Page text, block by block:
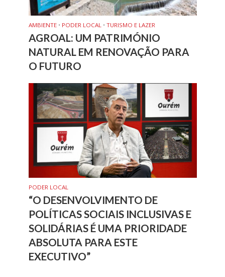
AMBIENTE • PODER LOCAL • TURISMO E LAZER
AGROAL: UM PATRIMÓNIO
NATURAL EM RENOVAÇÃO PARA
O FUTURO
PODER LOCAL
“O DESENVOLVIMENTO DE
POLÍTICAS SOCIAIS INCLUSIVAS E
SOLIDÁRIAS É UMA PRIORIDADE
ABSOLUTA PARA ESTE
EXECUTIVO”